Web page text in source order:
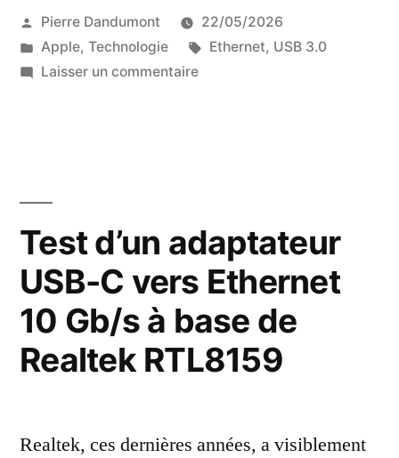
C
vers
l’USB
3.2
Gen
2×2
Gb/s,
Publié
par
Pierre Dandumont
22/05/2026
Publié
dans
Apple, Technologie Étiquettes :
Ethernet, USB 3.0
Laisser un commentairesur
10
Gb/s
supportent
l’USB
3.2
Gen
20
Test d’un adaptateur
USB-C vers Ethernet
10 Gb/s à base de
Realtek RTL8159
Realtek, ces dernières années, a visiblement